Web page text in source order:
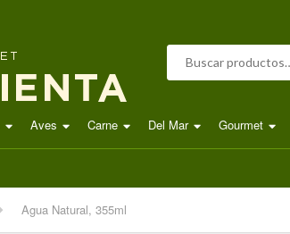
Buscar por:
Aves Carne Del Mar Gourmet
Agua Natural, 355ml